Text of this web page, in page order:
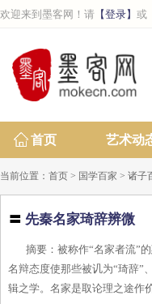
欢迎来到墨客网！请 【登录】 或
首页 艺术动
当前位置： 首页 > 国学百家 > 诸子
〓 先秦名家琦辞辨微
摘要：被称作“名家者流”
名辩态度使那些被讥为“琦辞”
辑之学。名家是取论理之途作